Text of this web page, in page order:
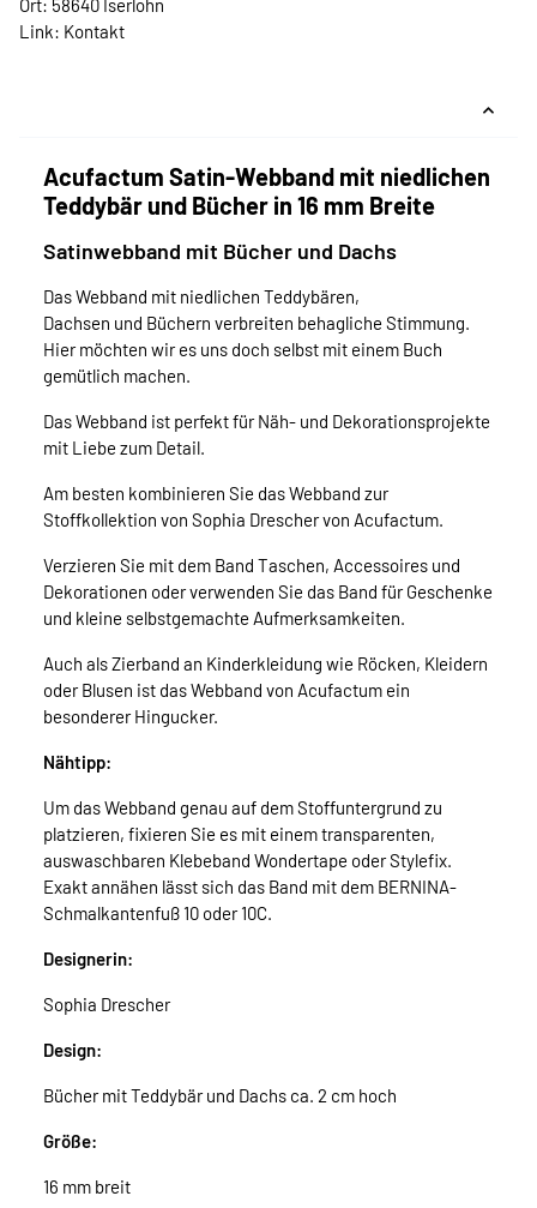
Ort: 58640 Iserlohn
Link: Kontakt
Acufactum Satin-Webband mit niedlichen
Teddybär und Bücher in 16 mm Breite
Satinwebband mit Bücher und Dachs
Das Webband mit niedlichen Teddybären,
Dachsen und Büchern verbreiten behagliche Stimmung.
Hier möchten wir es uns doch selbst mit einem Buch
gemütlich machen.
Das Webband ist perfekt für Näh- und Dekorationsprojekte
mit Liebe zum Detail.
Am besten kombinieren Sie das Webband zur
Stoffkollektion von Sophia Drescher von Acufactum.
Verzieren Sie mit dem Band Taschen, Accessoires und
Dekorationen oder verwenden Sie das Band für Geschenke
und kleine selbstgemachte Aufmerksamkeiten.
Auch als Zierband an Kinderkleidung wie Röcken, Kleidern
oder Blusen ist das Webband von Acufactum ein
besonderer Hingucker.
Nähtipp:
Um das Webband genau auf dem Stoffuntergrund zu
platzieren, fixieren Sie es mit einem transparenten,
auswaschbaren Klebeband Wondertape oder Stylefix.
Exakt annähen lässt sich das Band mit dem BERNINA-
Schmalkantenfuß 10 oder 10C.
Designerin:
Sophia Drescher
Design:
Bücher mit Teddybär und Dachs ca. 2 cm hoch
Größe:
16 mm breit